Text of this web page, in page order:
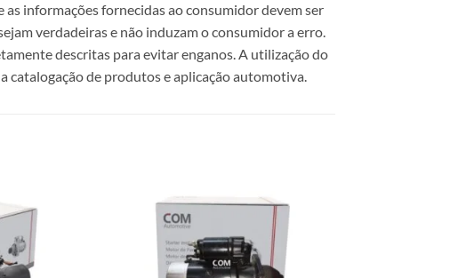
as informações fornecidas ao consumidor devem ser
verdadeiras e não induzam o consumidor a erro.
descritas para evitar enganos. A utilização do
catalogação de produtos e aplicação automotiva.